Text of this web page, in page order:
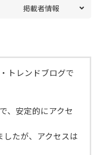
掲載者情報
トレンドブログで
、安定的にアクセ
たが、アクセスは